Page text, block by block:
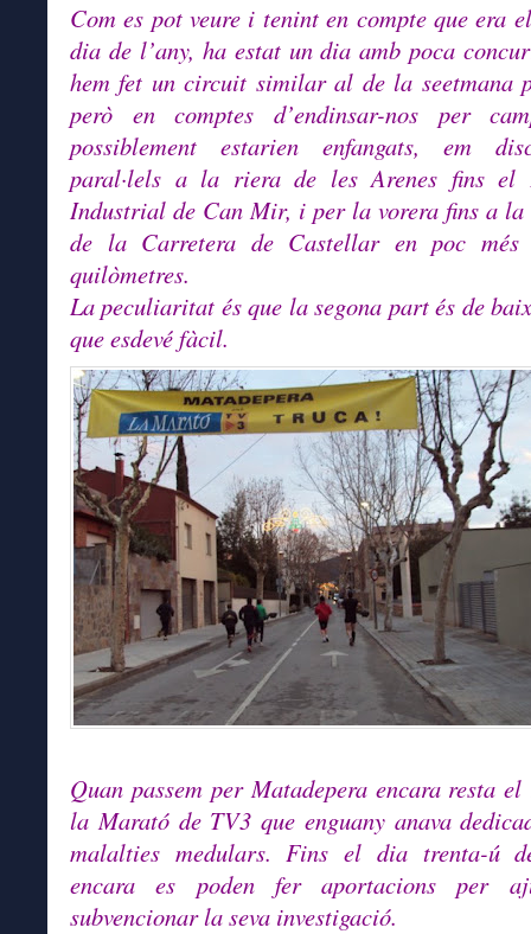
Com es pot veure i tenint en compte que era
dia de l’any, ha estat un dia amb poca
hem fet un circuit similar al de la seetmana
però en comptes d’endinsar-nos per
possiblement estarien enfangats, em
paral·lels a la riera de les Arenes fins el
Industrial de Can Mir, i per la vorera fins a la
de la Carretera de Castellar en poc més
quilòmetres.
La peculiaritat és que la segona part és de
que esdevé fàcil.
Quan passem per Matadepera encara resta
la Marató de TV3 que enguany anava
malalties medulars. Fins el dia trenta-ú
encara es poden fer aportacions per
subvencionar la seva investigació.